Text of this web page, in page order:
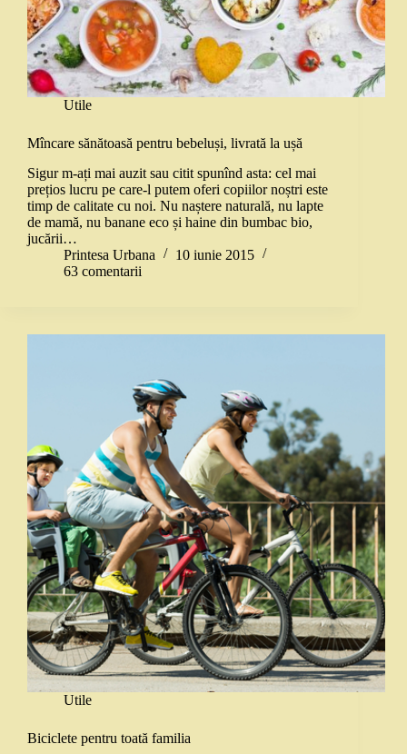
Utile
Mîncare sănătoasă pentru bebeluși, livrată la ușă
Sigur m-ați mai auzit sau citit spunînd asta: cel mai
prețios lucru pe care-l putem oferi copiilor noștri este
timp de calitate cu noi. Nu naștere naturală, nu lapte
de mamă, nu banane eco și haine din bumbac bio,
jucării…
Printesa Urbana
10 iunie 2015
63 comentarii
Utile
Biciclete pentru toată familia